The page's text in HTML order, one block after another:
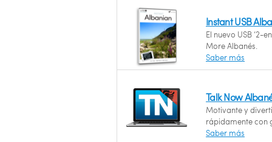
Instant USB
El nuevo USB ‘2-
More Albanés.
Saber más
Talk Now
Motivante y
rápidamente con
Saber más